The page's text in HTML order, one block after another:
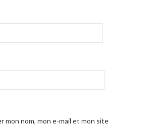
mon nom, mon e-mail et mon site